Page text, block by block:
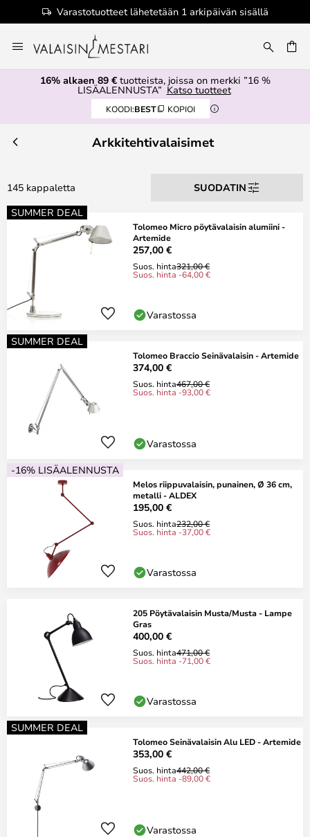
lähetetään 1 arkipäivän sisällä
to
Content
16% alkaen 89 €tuotteista, joissa on merkki ”16 %
LISÄALENNUSTA” Katso tuotteet
KOODI:BEST KOPIOI
Arkkitehtivalaisimet
145 kappaletta
SUODATIN
SUMMER DEAL
Tolomeo Micro pöytävalaisin alumiini -
Artemide
257,00 €
Suos. hinta321,00 €
Suos. hinta -64,00 €
Varastossa
SUMMER DEAL
Tolomeo Braccio Seinävalaisin - Artemide
374,00 €
Suos. hinta467,00 €
Suos. hinta -93,00 €
Varastossa
-16% LISÄALENNUSTA
Melos riippuvalaisin, punainen, Ø 36 cm,
metalli - ALDEX
195,00 €
Suos. hinta232,00 €
Suos. hinta -37,00 €
Varastossa
205 Pöytävalaisin Musta/Musta - Lampe
Gras
400,00 €
Suos. hinta471,00 €
Suos. hinta -71,00 €
Varastossa
SUMMER DEAL
Tolomeo Seinävalaisin Alu LED - Artemide
353,00 €
Suos. hinta442,00 €
Suos. hinta -89,00 €
Varastossa